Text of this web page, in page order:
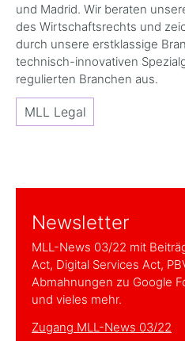
und Madrid. Wir beraten
des Wirtschaftsrechts und
durch unsere erstklassige
technisch-innovativen
regulierten Branchen aus.
MLL Legal
Newsletter
MLL-News 03/22 mit
Act, Digital Services Act,
Abmahnungen zu Google
und vieles mehr.
Zugang MLL-News 03/22